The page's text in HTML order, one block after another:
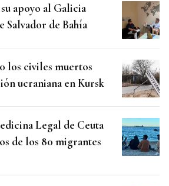
apoyo al Galicia
Salvador de Bahía
los civiles muertos
ucraniana en Kursk
Legal de Ceuta
de los 80 migrantes